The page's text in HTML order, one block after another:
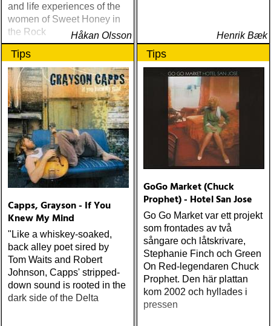
TYNGSTA & DYRASTE:
neil young : archives
(reprise) ÅRETS GRAM &
EMMYLOU: sugarcane
jane : sugarcane jane
(admiral bean) ÅRETS FAB
FOUR: the beatles : mono
& stereo box (apple)
ÅRETS LIVE-DOKUMENT:
tom petty & the
heartbreakers : the live
anthology (reprise) ÅRETS
STUDIOÄSS: works
progress administration :
wpa (wpa records) ÅRETS
CÉLINE DION: zachary
richard : last kiss (artist
and life experiences of the
women of Sweet Honey in
the Rock
Håkan Olsson Henrik Bæk
Tips
Capps, Grayson - If You
Knew My Mind
"Like a whiskey-soaked,
back alley poet sired by
Tom Waits and Robert
Johnson, Capps' stripped-
down sound is rooted in the
dark side of the Delta
Tips
GoGo Market (Chuck
Prophet) - Hotel San Jose
Go Go Market var ett projekt
som frontades av två
sångare och låtskrivare,
Stephanie Finch och Green
On Red-legendaren Chuck
Prophet. Den här plattan
kom 2002 och hyllades i
pressen